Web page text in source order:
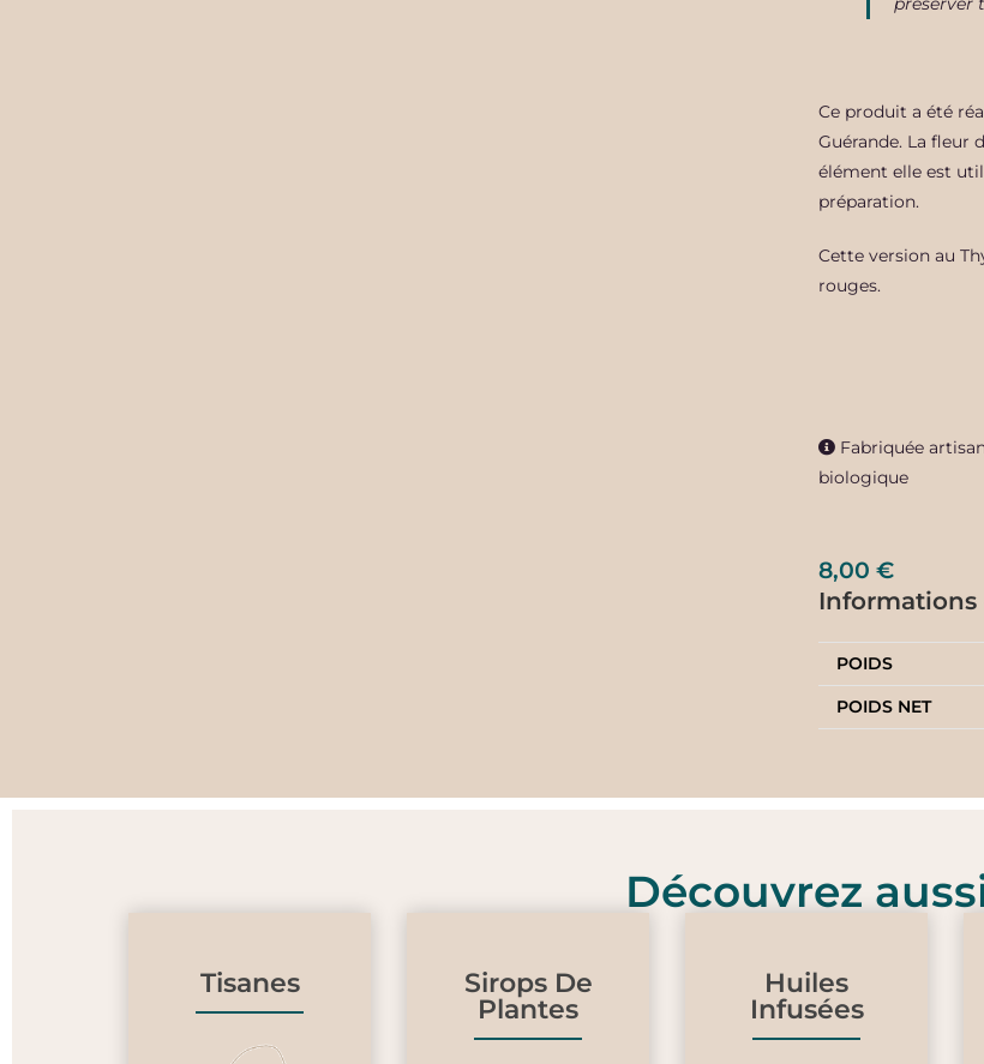
Ce produit a été
Guérande. La fleur
élément elle est
préparation.
Cette version au
rouges.
Fabriquée
biologique
8,00 €
POIDS
POIDS NET
Découvrez
Tisanes
Sirops De
Plantes
Huiles
Infusées